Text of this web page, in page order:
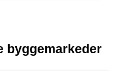
byggemarkeder